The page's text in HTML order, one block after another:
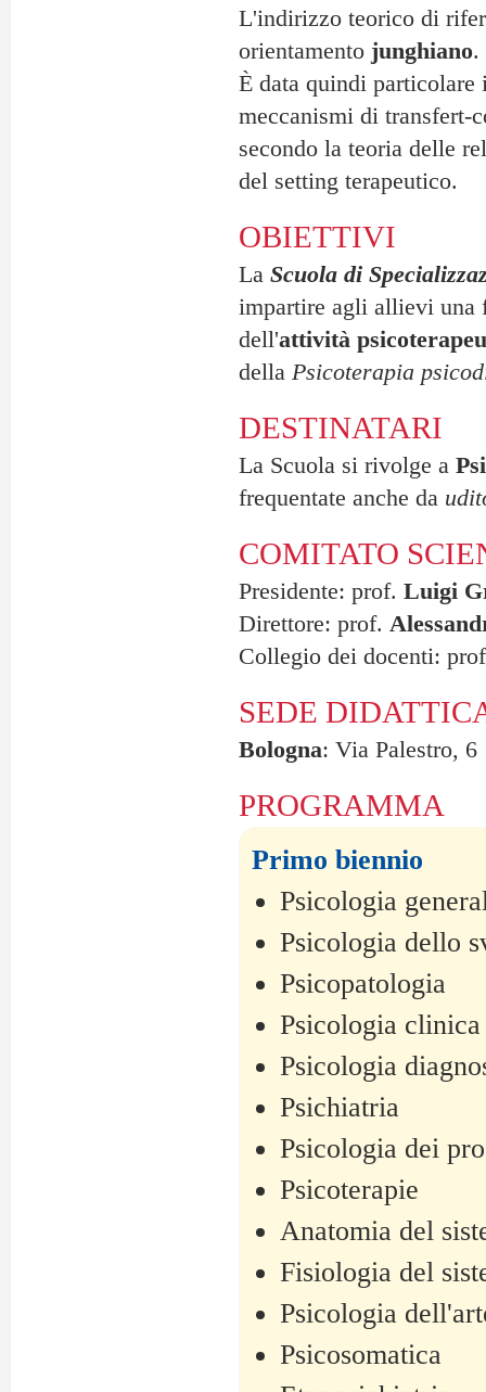
L'indirizzo teorico di
orientamento junghiano.
È data quindi particolare
meccanismi di transfert-
secondo la teoria delle
del setting terapeutico.
OBIETTIVI
La Scuola di
impartire agli allievi una
dell'attività
della Psicoterapia
DESTINATARI
La Scuola si rivolge a
frequentate anche da
COMITATO
Presidente: prof. Luigi
Direttore: prof.
Collegio dei docenti:
SEDE
Bologna: Via Palestro, 6
PROGRAMMA
Primo biennio
Psicologia
Psicologia dello
Psicopatologia
Psicologia clinica
Psicologia
Psichiatria
Psicologia dei
Psicoterapie
Anatomia del
Fisiologia del
Psicologia
Psicosomatica